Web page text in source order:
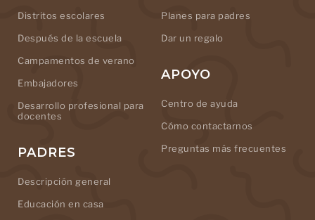
Distritos escolares
Después de la escuela
Campamentos de verano
Embajadores
Desarrollo profesional para
docentes
PADRES
Descripción general
Educación en casa
Planes para padres
Dar un regalo
APOYO
Centro de ayuda
Cómo contactarnos
Preguntas más frecuentes